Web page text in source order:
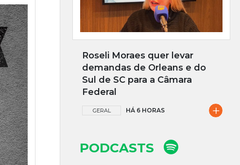
Roseli Moraes quer levar
demandas de Orleans e do
Sul de SC para a Câmara
Federal
GERAL HÁ 6 HORAS +
PODCASTS